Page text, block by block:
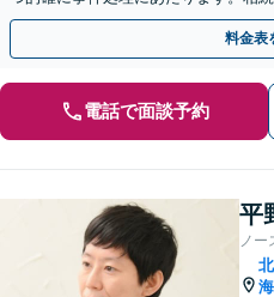
金システムもお任せ【完全個室】【
料金表
電話で面談予約
平
ノ
北
海